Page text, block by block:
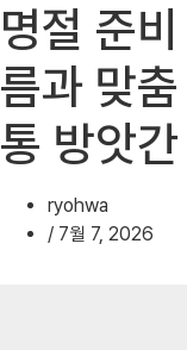
명절 준
름과 맞
통 방앗간
ryohwa
/ 7월 7, 2026